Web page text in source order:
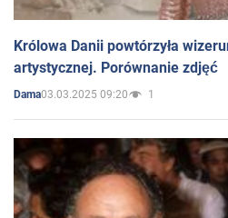
Królowa Danii powtórzyła
artystycznej. Porównanie zdjęć
Dama03.03.2025 09:20 1